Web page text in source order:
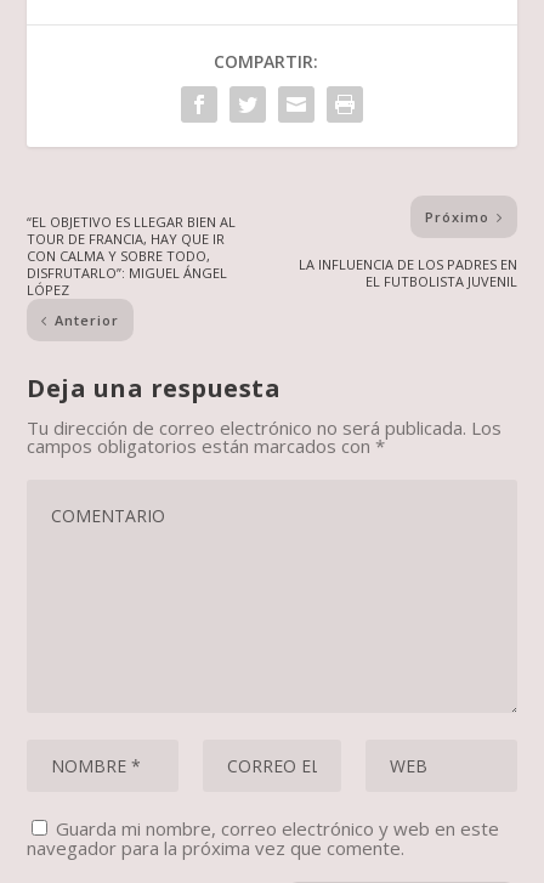
COMPARTIR:
“EL OBJETIVO ES LLEGAR BIEN AL
TOUR DE FRANCIA, HAY QUE IR
CON CALMA Y SOBRE TODO,
DISFRUTARLO”: MIGUEL ÁNGEL
LÓPEZ
Anterior
Próximo
LA INFLUENCIA DE LOS PADRES EN
EL FUTBOLISTA JUVENIL
Deja una respuesta
Tu dirección de correo electrónico no será publicada. Los
campos obligatorios están marcados con*
Guarda mi nombre, correo electrónico y web en este
navegador para la próxima vez que comente.